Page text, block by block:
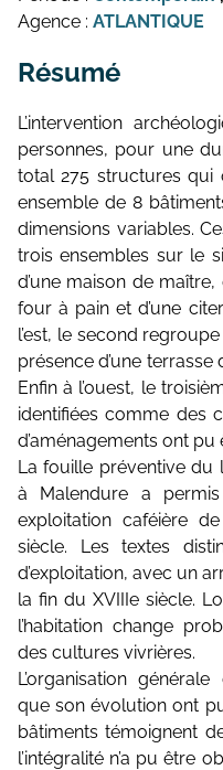
Agence : ATLANTIQUE
Résumé
L’intervention
personnes, pour une
total 275 structures qui
ensemble de 8
dimensions variables.
trois ensembles sur le
d’une maison de maître,
four à pain et d’une
l’est, le second
présence d’une
Enfin à l’ouest, le
identifiées comme des
d’aménagements ont pu
La fouille préventive du
à Malendure a permis
exploitation caféière
siècle. Les textes
d’exploitation, avec un
la fin du XVIIIe siècle.
l’habitation change
des cultures vivrières.
L’organisation
que son évolution ont
bâtiments témoignent
l’intégralité n’a pu être